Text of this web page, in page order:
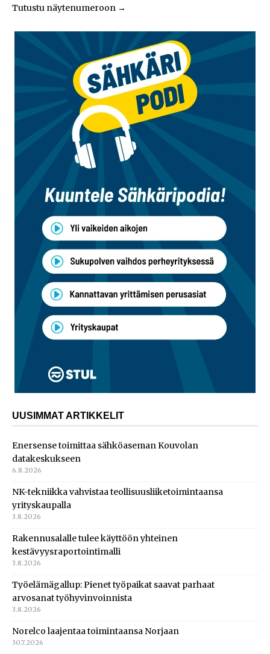
Tutustu näytenumeroon →
UUSIMMAT ARTIKKELIT
Enersense toimittaa sähköaseman Kouvolan
datakeskukseen
6.8.2026
NK-tekniikka vahvistaa teollisuusliiketoimintaansa
yrityskaupalla
3.8.2026
Rakennusalalle tulee käyttöön yhteinen
kestävyysraportointimalli
3.8.2026
Työelämägallup: Pienet työpaikat saavat parhaat
arvosanat työhyvinvoinnista
3.8.2026
Norelco laajentaa toimintaansa Norjaan
30.7.2026